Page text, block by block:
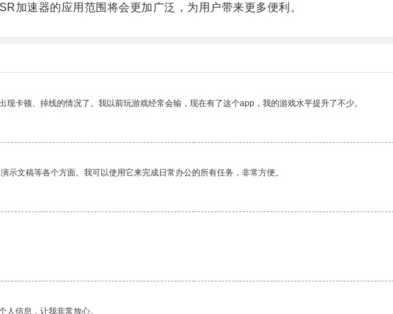
速器的应用范围将会更加广泛，为用户带来更多便利。
卡顿、掉线的情况了。我以前玩游戏经常会输，现在有了这个app，我的游戏水平提升了不少。
示文稿等各个方面。我可以使用它来完成日常办公的所有任务，非常方便。
信息，让我非常放心。